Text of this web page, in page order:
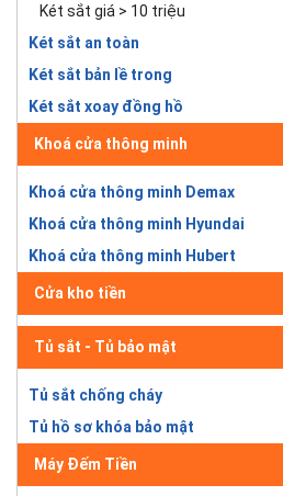
Két sắt giá > 10 triệu
Két sắt an toàn
Két sắt bản lề trong
Két sắt xoay đồng hồ
Khoá cửa thông minh
Khoá cửa thông minh Demax
Khoá cửa thông minh Hyundai
Khoá cửa thông minh Hubert
Cửa kho tiền
Tủ sắt - Tủ bảo mật
Tủ sắt chống cháy
Tủ hồ sơ khóa bảo mật
Máy Đếm Tiền